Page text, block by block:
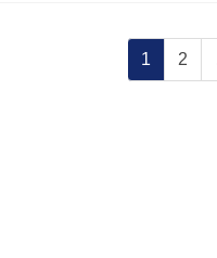
固
定
1
固
定
2